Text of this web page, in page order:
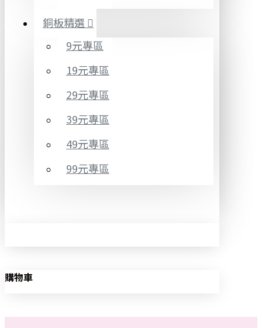
銅板精選
9元專區
19元專區
29元專區
39元專區
49元專區
99元專區
購物車